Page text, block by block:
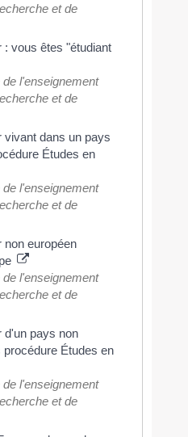
et de
: vous êtes "étudiant
l'enseignement
et de
vivant dans un pays
Études en
l'enseignement
et de
non européen
l'enseignement
et de
d'un pays non
Études en
l'enseignement
et de